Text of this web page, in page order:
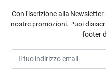
Con l'iscrizione alla
nostre promozioni. Puoi
footer